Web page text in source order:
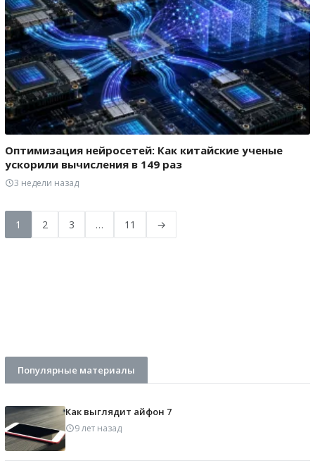
Оптимизация нейросетей: Как китайские ученые
ускорили вычисления в 149 раз
3 недели назад
1 2 3 … 11 →
Популярные материалы
Как выглядит айфон 7
9 лет назад